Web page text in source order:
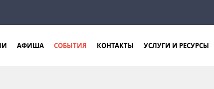
АФИША СОБЫТИЯ КОНТАКТЫ УСЛУГИ И РЕСУРСЫ